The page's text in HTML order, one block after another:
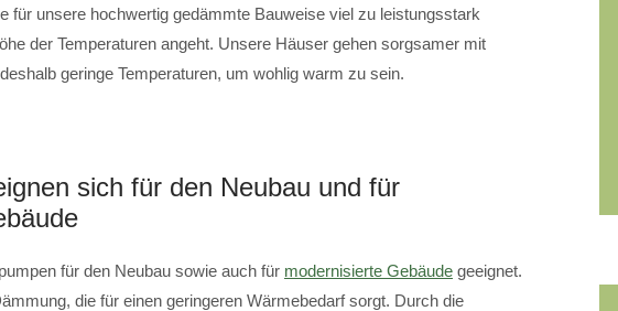
für unsere hochwertig gedämmte Bauweise viel zu leistungsstark
der Temperaturen angeht. Unsere Häuser gehen sorgsamer mit
geringe Temperaturen, um wohlig warm zu sein.
sich für den Neubau und für
für den Neubau sowie auch für modernisierte Gebäude geeignet.
die für einen geringeren Wärmebedarf sorgt. Durch die